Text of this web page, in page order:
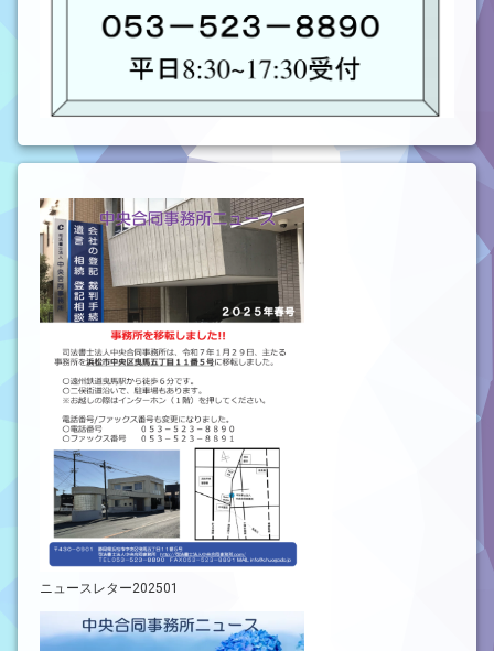
ニュースレター202501